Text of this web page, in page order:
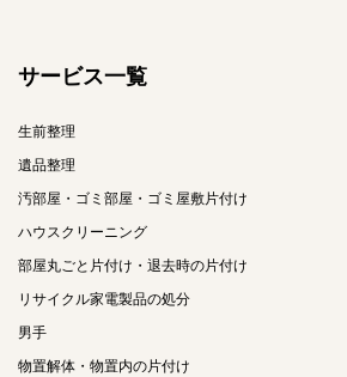
サービス一覧
生前整理
遺品整理
汚部屋・ゴミ部屋・ゴミ屋敷片付け
ハウスクリーニング
部屋丸ごと片付け・退去時の片付け
リサイクル家電製品の処分
男手
物置解体・物置内の片付け